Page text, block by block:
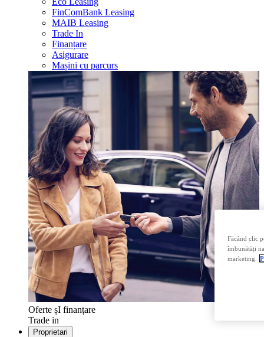
FinComBank Leasing
MAIB Leasing
Trade In
Finanțare
Asigurare
Mașini cu parcurs
Oferte șI finanțare
Trade in
Proprietari
Făcând clic
îmbunătăți
marketing.